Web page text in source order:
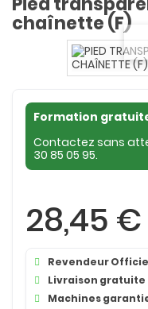
chaînette (F)
Formation
Contactez sans
30 85 05 95.
28,45 €
Revendeur
Livraison gratuite
Machines